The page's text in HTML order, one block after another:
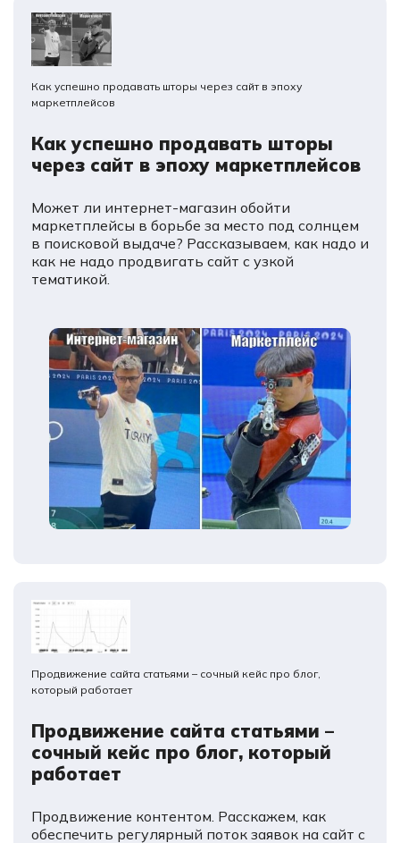
Как успешно продавать шторы через сайт в эпоху
маркетплейсов
Как успешно продавать шторы
через сайт в эпоху маркетплейсов
Может ли интернет-магазин обойти
маркетплейсы в борьбе за место под солнцем
в поисковой выдаче? Рассказываем, как надо и
как не надо продвигать сайт с узкой
тематикой.
Продвижение сайта статьями – сочный кейс про блог,
который работает
Продвижение сайта статьями –
сочный кейс про блог, который
работает
Продвижение контентом. Расскажем, как
обеспечить регулярный поток заявок на сайт с